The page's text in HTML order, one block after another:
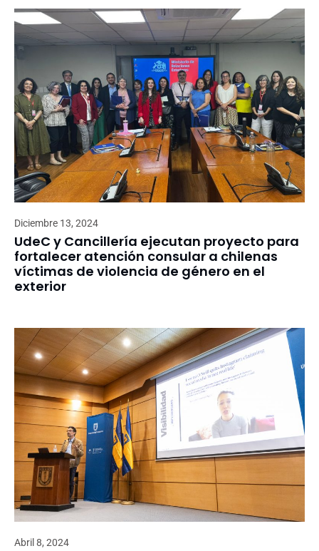
Diciembre 13, 2024
UdeC y Cancillería ejecutan proyecto para
fortalecer atención consular a chilenas
víctimas de violencia de género en el
exterior
Abril 8, 2024